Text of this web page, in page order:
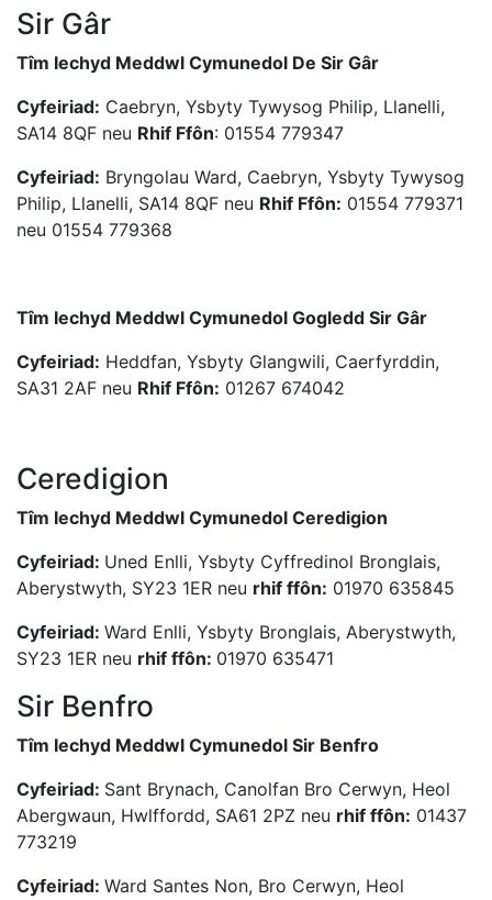
Sir Gâr
Tîm Iechyd Meddwl Cymunedol De Sir Gâr
Cyfeiriad: Caebryn, Ysbyty Tywysog Philip, Llanelli,
SA14 8QF neu Rhif Ffôn: 01554 779347
Cyfeiriad: Bryngolau Ward, Caebryn, Ysbyty Tywysog
Philip, Llanelli, SA14 8QF neu Rhif Ffôn: 01554 779371
neu 01554 779368
Tîm Iechyd Meddwl Cymunedol Gogledd Sir Gâr
Cyfeiriad: Heddfan, Ysbyty Glangwili, Caerfyrddin,
SA31 2AF neu Rhif Ffôn: 01267 674042
Ceredigion
Tîm Iechyd Meddwl Cymunedol Ceredigion
Cyfeiriad: Uned Enlli, Ysbyty Cyffredinol Bronglais,
Aberystwyth, SY23 1ER neu rhif ffôn: 01970 635845
Cyfeiriad: Ward Enlli, Ysbyty Bronglais, Aberystwyth,
SY23 1ER neu rhif ffôn: 01970 635471
Sir Benfro
Tîm Iechyd Meddwl Cymunedol Sir Benfro
Cyfeiriad: Sant Brynach, Canolfan Bro Cerwyn, Heol
Abergwaun, Hwlffordd, SA61 2PZ neu rhif ffôn: 01437
773219
Cyfeiriad: Ward Santes Non, Bro Cerwyn, Heol